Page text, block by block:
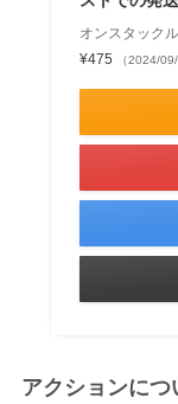
オンスタック
¥475
（2024/
アクションにつ